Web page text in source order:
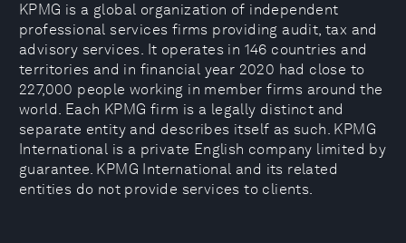
KPMG is a global organization of independent
professional services firms providing audit, tax and
advisory services. It operates in 146 countries and
territories and in financial year 2020 had close to
227,000 people working in member firms around the
world. Each KPMG firm is a legally distinct and
separate entity and describes itself as such. KPMG
International is a private English company limited by
guarantee. KPMG International and its related
entities do not provide services to clients.